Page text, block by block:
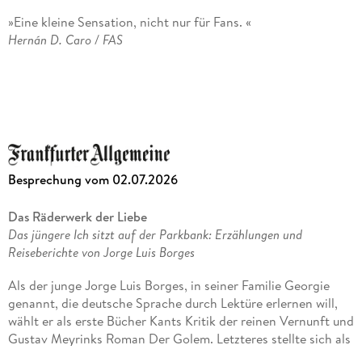
»Eine kleine Sensation, nicht nur für Fans. «
Hernán D. Caro / FAS
Joyce, Proust und Kafka. «
Mario Vargas Llosa
»Der wohl einflussreichste lateinamerikanische Schriftsteller
des 20. Jahrhunderts. «
The Washington Post
»Nach der Lektüre aller Erzählungen von Borges geht man
magisch bereichert und neugieriger durch die Welt. «
Tobias Wenzel / SR Kultur
Besprechung vom 02.07.2026
Das Räderwerk der Liebe
Das jüngere Ich sitzt auf der Parkbank: Erzählungen und
Reiseberichte von Jorge Luis Borges
Als der junge Jorge Luis Borges, in seiner Familie Georgie
genannt, die deutsche Sprache durch Lektüre erlernen will,
wählt er als erste Bücher Kants Kritik der reinen Vernunft und
Gustav Meyrinks Roman Der Golem. Letzteres stellte sich als